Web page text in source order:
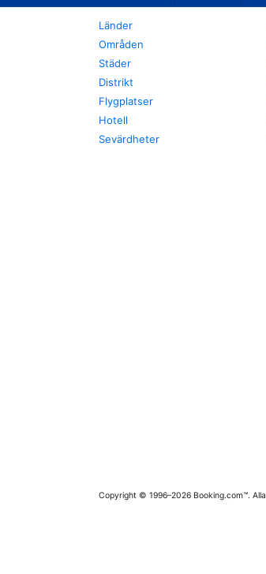
Länder
Områden
Städer
Distrikt
Flygplatser
Hotell
Sevärdheter
Copyright © 1996–2026 Booking.com™.